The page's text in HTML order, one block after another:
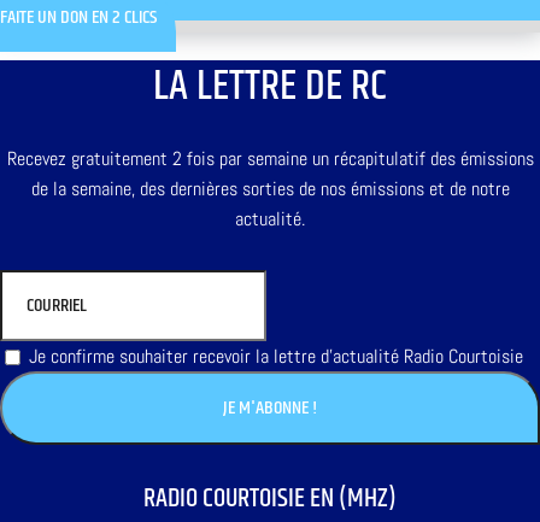
FAITE UN DON EN 2 CLICS
LA LETTRE DE RC
Recevez gratuitement 2 fois par semaine un récapitulatif des émissions
de la semaine, des dernières sorties de nos émissions et de notre
actualité.
Je confirme souhaiter recevoir la lettre d'actualité Radio Courtoisie
RADIO COURTOISIE EN (MHZ)